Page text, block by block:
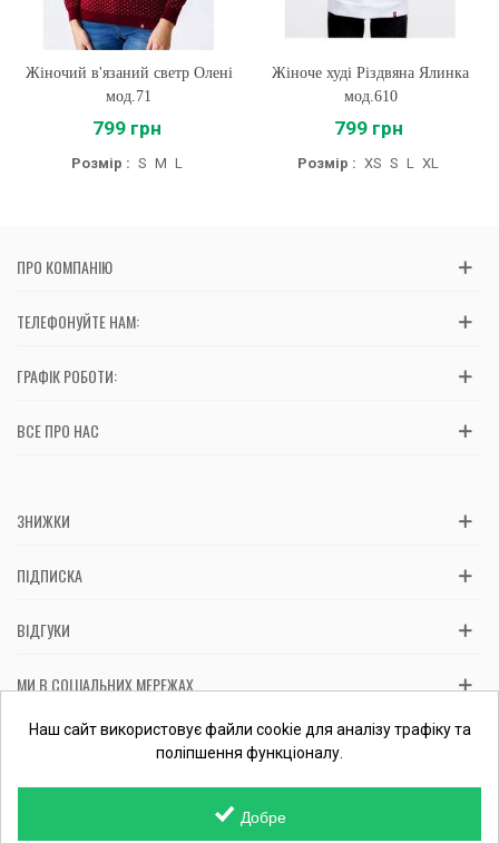
Жіночий в'язаний светр Олені
мод.71
799 грн
Розмір : S M L
Жіноче худі Різдвяна Ялинка
мод.610
799 грн
Розмір : XS S L XL
ПРО КОМПАНІЮ
ТЕЛЕФОНУЙТЕ НАМ:
ГРАФІК РОБОТИ:
ВСЕ ПРО НАС
ЗНИЖКИ
ПІДПИСКА
ВІДГУКИ
МИ В СОЦІАЛЬНИХ МЕРЕЖАХ
Вас обслуговує: ФОП Косташ С.І., номер запису в ЄДР 2 673 000
0000 057597 від 06.01.2017.Перевірити ФОП
Наш сайт використовує файли cookie для аналізу трафіку та
поліпшення функціоналу.
Добре